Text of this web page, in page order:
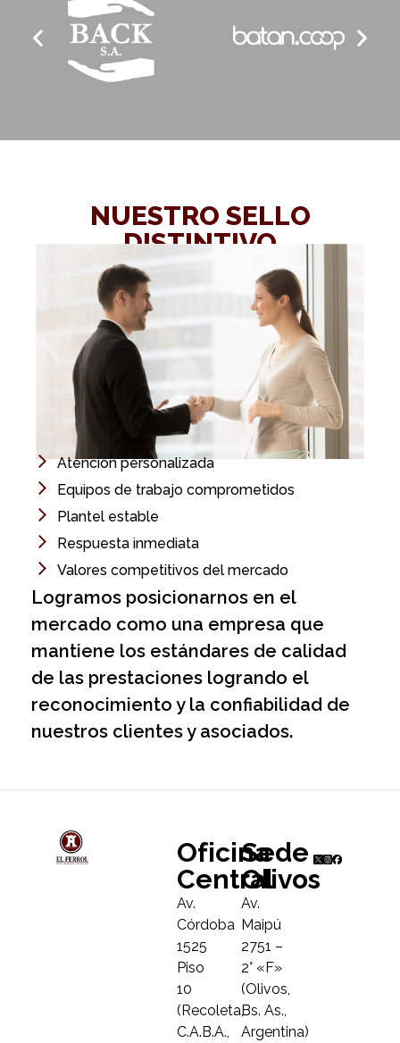
NUESTRO SELLO
DISTINTIVO
Atención personalizada
Equipos de trabajo comprometidos
Plantel estable
Respuesta inmediata
Valores competitivos del mercado
Logramos posicionarnos en el
mercado como una empresa que
mantiene los estándares de calidad
de las prestaciones logrando el
reconocimiento y la confiabilidad de
nuestros clientes y asociados.
Oficina
Central
Av.
Córdoba
1525
Piso
10
(Recoleta,
C.A.B.A.,
Sede
Olivos
Av.
Maipú
2751 –
2° «F»
(Olivos,
Bs. As.,
Argentina)